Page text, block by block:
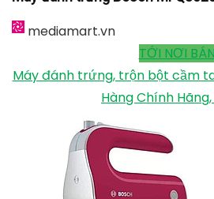
dưới của thiết bị để thực hiện
trứng, xoay, trộn bột mang lại
vận hành. Đầu của que trộn
những khớp vặn chắc chắn nên
tháo ra lắp vào để dễ dàng vệ
Máy đánh trứng Bosch